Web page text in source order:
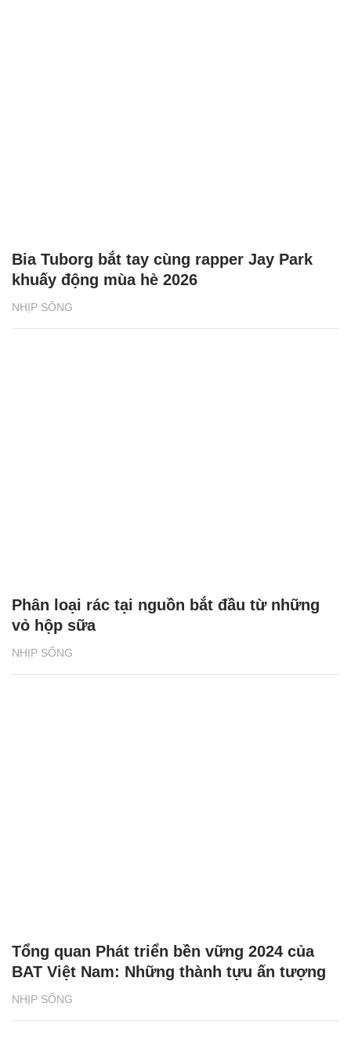
NHỊP SỐNG
Bia Tuborg bắt tay cùng rapper Jay Park
khuấy động mùa hè 2026
NHỊP SỐNG
Phân loại rác tại nguồn bắt đầu từ những
vỏ hộp sữa
NHỊP SỐNG
Tổng quan Phát triển bền vững 2024 của
BAT Việt Nam: Những thành tựu ấn tượng